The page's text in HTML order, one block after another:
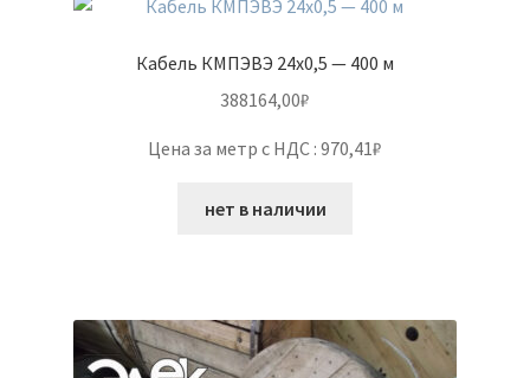
Кабель КМПЭВЭ 24х0,5 — 400 м
388164,00₽
Цена за метр с НДС : 970,41₽
нет в наличии